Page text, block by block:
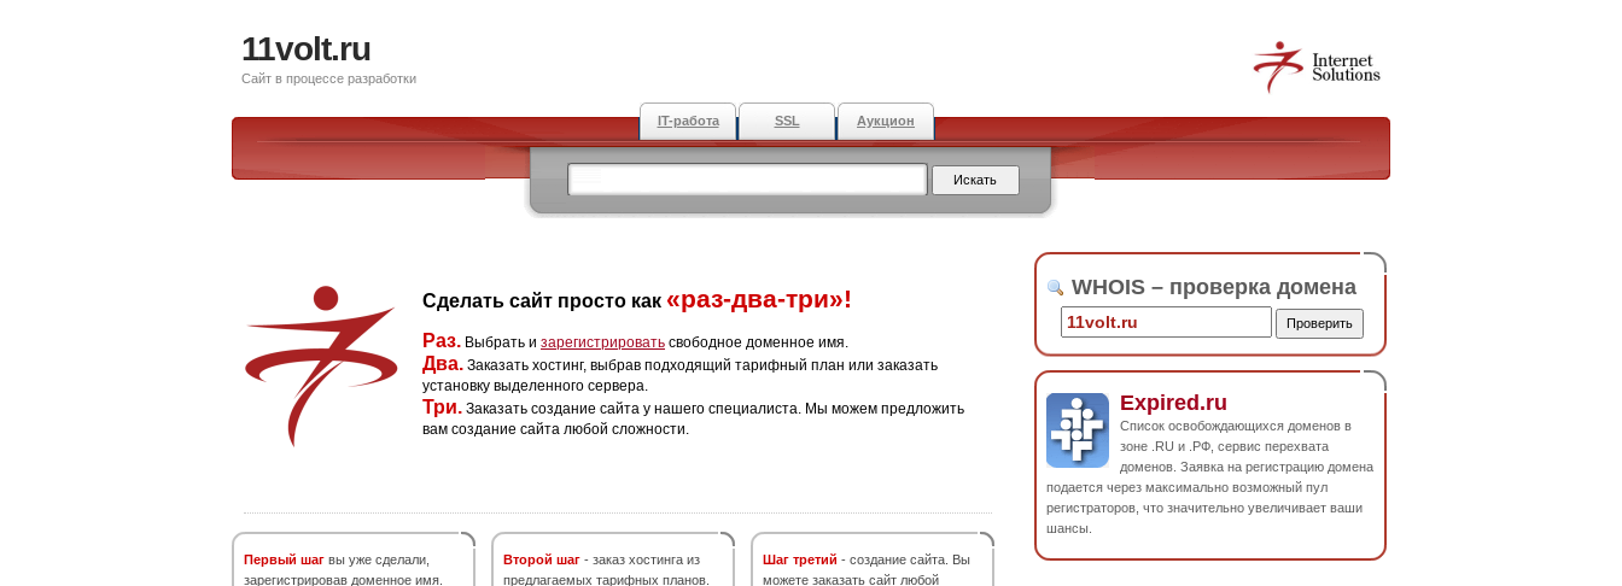
11volt.ru
Сайт в процессе разработки
IT-работа SSL Аукцион
Сделать сайт просто как «раз-два-три»!
Раз. Выбрать и зарегистрировать свободное доменное имя.
Два. Заказать хостинг, выбрав подходящий тарифный план или заказать
установку выделенного сервера.
Три. Заказать создание сайта у нашего специалиста. Мы можем предложить
вам создание сайта любой сложности.
Первый шаг вы уже сделали,
зарегистрировав доменное имя.
Второй шаг - заказ хостинга из
предлагаемых тарифных планов.
Шаг третий - создание сайта. Вы
можете заказать сайт любой
WHOIS – проверка домена
Expired.ru
Список освобождающихся доменов в
зоне .RU и .РФ, сервис перехвата
доменов. Заявка на регистрацию домена
подается через максимально возможный пул
регистраторов, что значительно увеличивает ваши
шансы.